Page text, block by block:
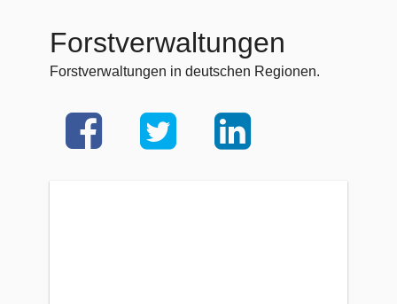
Forstverwaltungen
Forstverwaltungen in deutschen Regionen.